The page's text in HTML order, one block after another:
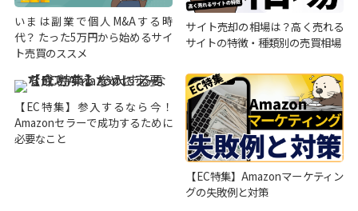
いまは副業で個人M&Aする時
代？ たった5万円から始めるサイ
ト売買のススメ
サイト売却の相場は？高く売れる
サイトの特徴・種類別の売買相場
【EC特集】参入するなら今！
Amazonセラーで成功するために
必要なこと
【EC特集】Amazonマーケティン
グの失敗例と対策